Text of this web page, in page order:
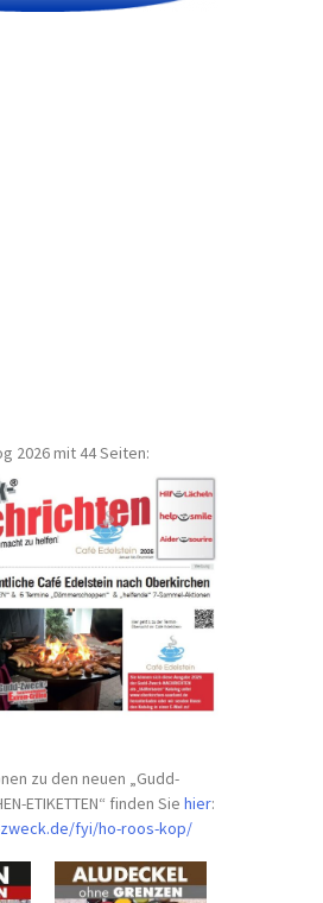
2026 mit 44 Seiten:
zu den neuen „Gudd-
ETIKETTEN“ finden Siehier:
fyi/ho-roos-kop/